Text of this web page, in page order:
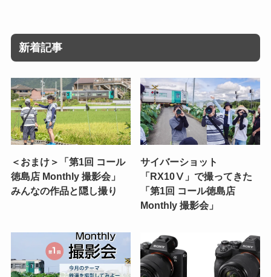
新着記事
＜おまけ＞「第1回 コール
徳島店 Monthly 撮影会」
みんなの作品と隠し撮り
サイバーショット
「RX10Ⅴ」で撮ってきた
「第1回 コール徳島店
Monthly 撮影会」